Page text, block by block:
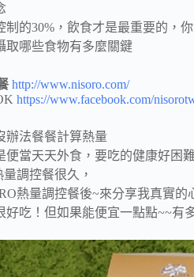
制的30%，飲食才是最重要的，
取哪些食物有多麼關鍵
http://www.nisoro.com/
https://www.facebook.com/
辦法餐餐計算熱量
便當天天外食，要吃的健康好困
調控餐很久，
熱量調控餐後~來分享我真實的
吃！但如果能便宜一點點~~有